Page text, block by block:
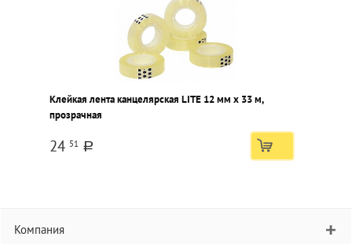
Клейкая лента канцелярская LITE 12 мм х 33 м,
прозрачная
24 51 a
Компания